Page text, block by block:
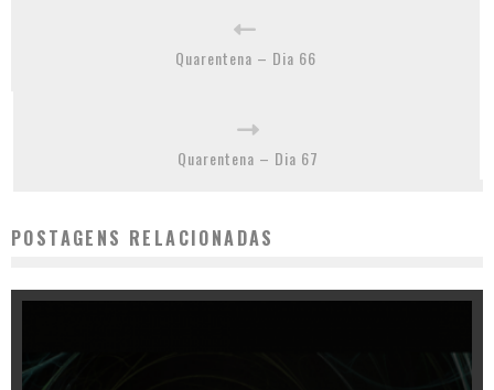
Quarentena – Dia 66
Quarentena – Dia 67
POSTAGENS RELACIONADAS